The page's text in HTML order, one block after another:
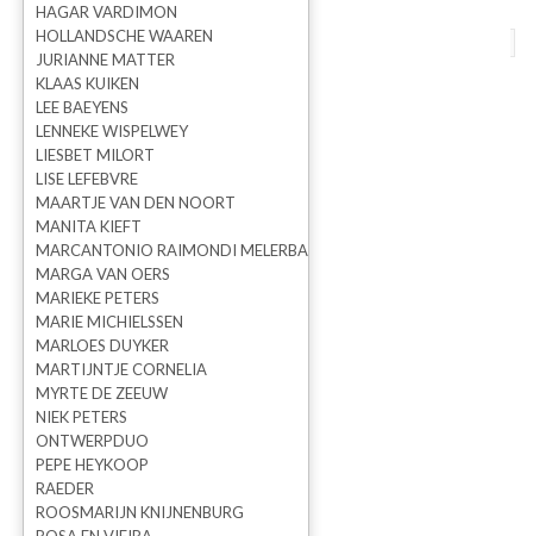
HAGAR VARDIMON
HOLLANDSCHE WAAREN
JURIANNE MATTER
KLAAS KUIKEN
LEE BAEYENS
LENNEKE WISPELWEY
LIESBET MILORT
LISE LEFEBVRE
MAARTJE VAN DEN NOORT
MANITA KIEFT
MARCANTONIO RAIMONDI MELERBA
MARGA VAN OERS
MARIEKE PETERS
MARIE MICHIELSSEN
MARLOES DUYKER
MARTIJNTJE CORNELIA
MYRTE DE ZEEUW
NIEK PETERS
ONTWERPDUO
PEPE HEYKOOP
RAEDER
ROOSMARIJN KNIJNENBURG
terug naar overzicht
Vaas Gala
Kseniya Kravtsova
Prijs